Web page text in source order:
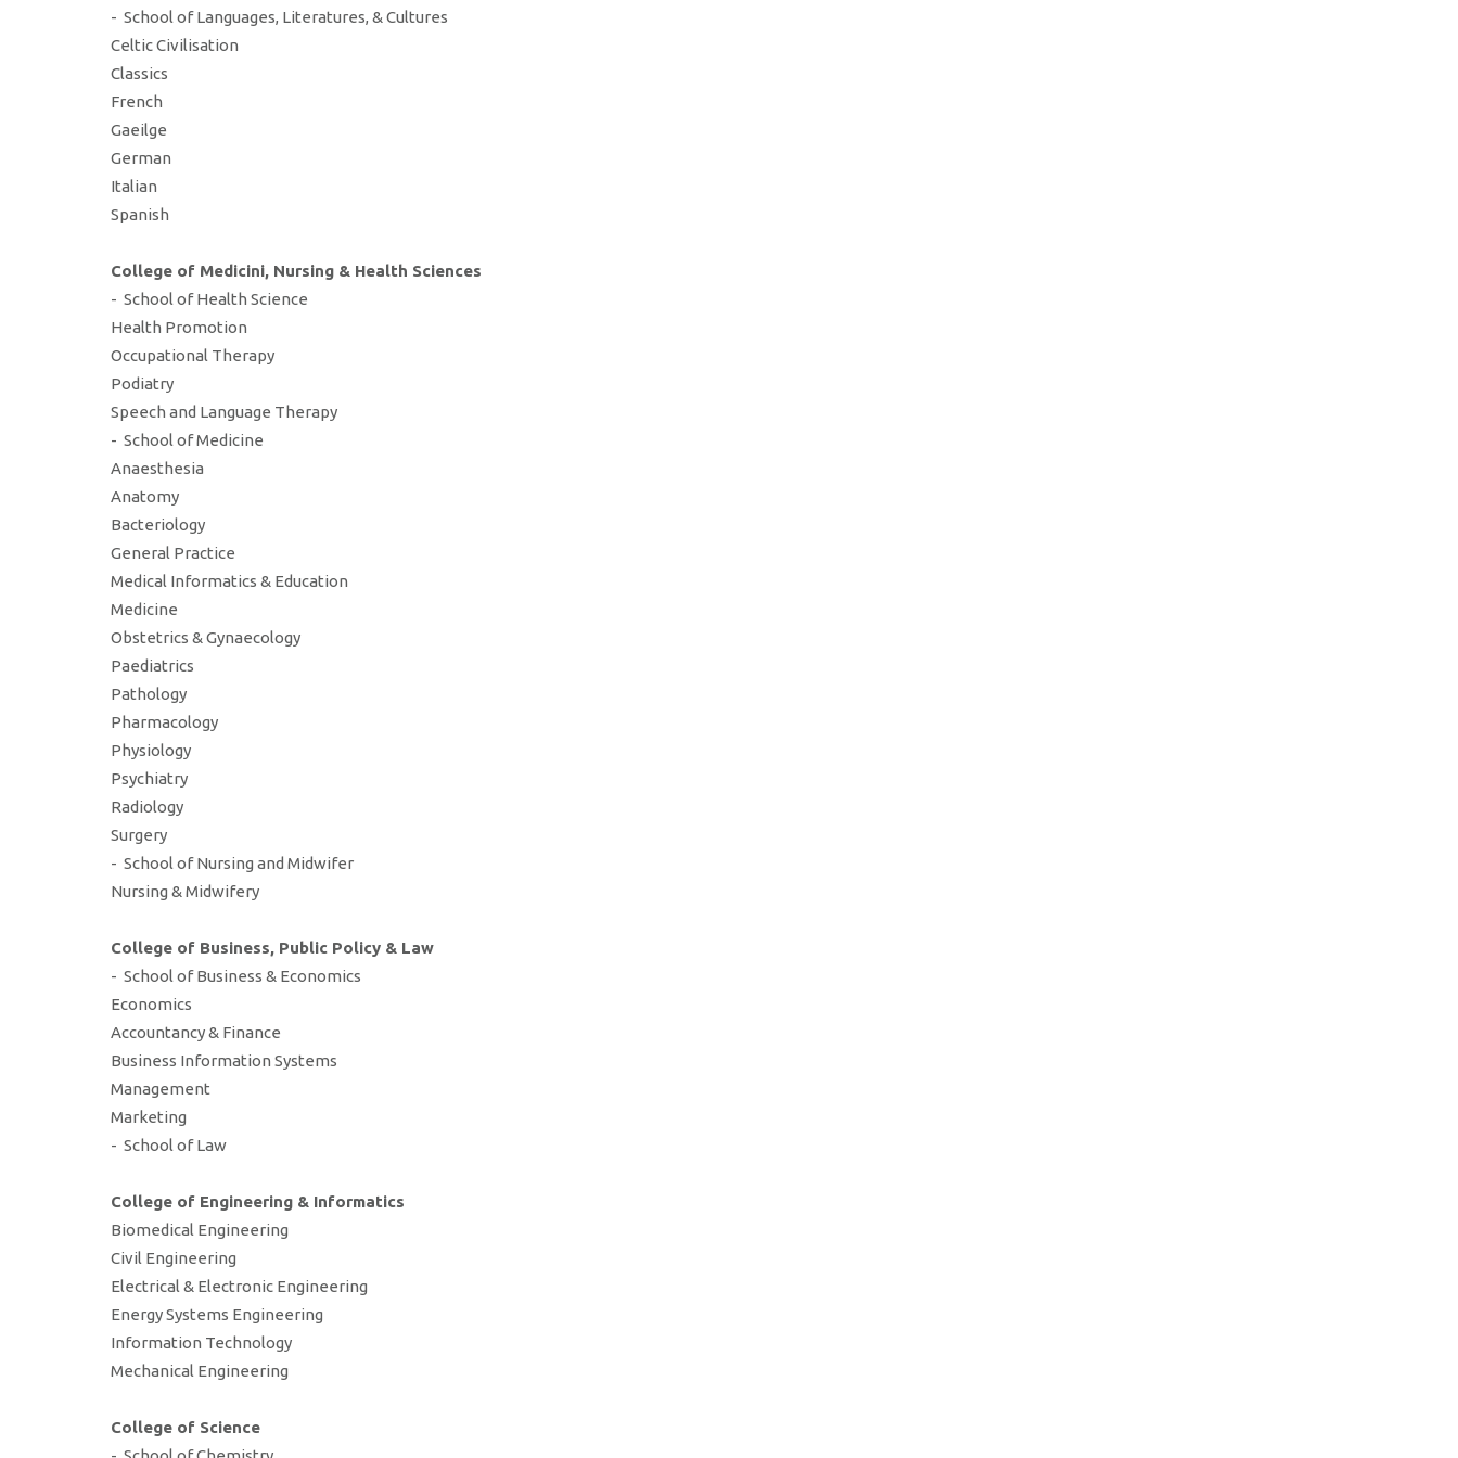
- School of Languages, Literatures, & Cultures
Celtic Civilisation
Classics
French
Gaeilge
German
Italian
Spanish
College of Medicini, Nursing & Health Sciences
- School of Health Science
Health Promotion
Occupational Therapy
Podiatry
Speech and Language Therapy
- School of Medicine
Anaesthesia
Anatomy
Bacteriology
General Practice
Medical Informatics & Education
Medicine
Obstetrics & Gynaecology
Paediatrics
Pathology
Pharmacology
Physiology
Psychiatry
Radiology
Surgery
- School of Nursing and Midwifer
Nursing & Midwifery
College of Business, Public Policy & Law
- School of Business & Economics
Economics
Accountancy & Finance
Business Information Systems
Management
Marketing
- School of Law
College of Engineering & Informatics
Biomedical Engineering
Civil Engineering
Electrical & Electronic Engineering
Energy Systems Engineering
Information Technology
Mechanical Engineering
College of Science